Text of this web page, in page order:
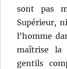
sont pas
Supérieur,
l’homme
maîtrise la
gentils